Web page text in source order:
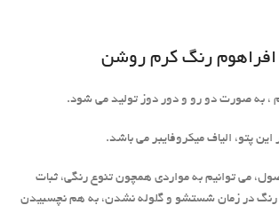
افراهوم رنگ کرم روشن
، به صورت دو رو و دور دوز تولید می شود.
پتو، الیاف میکروفایبر می باشد.
می توانیم به مواردی همچون تنوع رنگی، ثبات
رنگ در زمان شستشو و گلوله نشدن، به هم نچسبیدن